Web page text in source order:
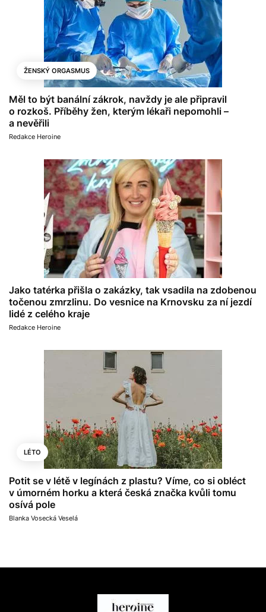
ŽENSKÝ ORGASMUS
Měl to být banální zákrok, navždy je ale připravil
o rozkoš. Příběhy žen, kterým lékaři nepomohli –
a nevěřili
Redakce Heroine
Jako tatérka přišla o zakázky, tak vsadila na zdobenou
točenou zmrzlinu. Do vesnice na Krnovsku za ní jezdí
lidé z celého kraje
Redakce Heroine
LÉTO
Potit se v létě v legínách z plastu? Víme, co si obléct
v úmorném horku a která česká značka kvůli tomu
osívá pole
Blanka Vosecká Veselá